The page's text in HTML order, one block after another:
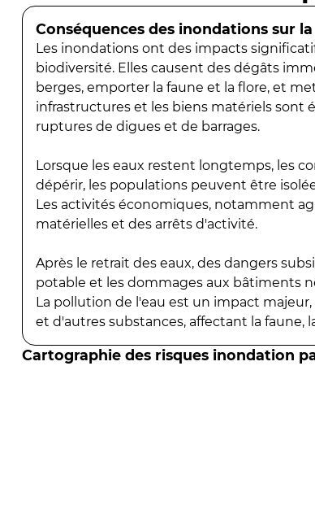
Conséquences des inondations sur
Les inondations ont des impacts
biodiversité. Elles causent des dégâts
berges, emporter la faune et la flore, et
infrastructures et les biens matériels sont
ruptures de digues et de barrages.
Lorsque les eaux restent longtemps, les
dépérir, les populations peuvent être
Les activités économiques, notamment
matérielles et des arrêts d'activité.
Après le retrait des eaux, des dangers
potable et les dommages aux bâtiments
La pollution de l'eau est un impact
et d'autres substances, affectant la faune,
Cartographie des risques inondation